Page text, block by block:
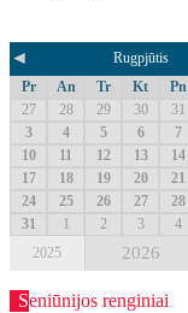
◄ Rugpjūtis
Pr An Tr Kt Pn
27
28 29 30 31
3
4 5 6 7
10
11 12 13 14
17
18 19 20 21
24
25 26 27 28
31
1 2 3 4
2025
2026
Seniūnijos renginiai